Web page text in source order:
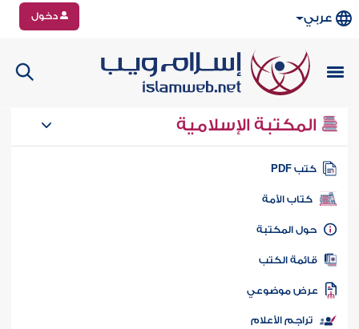
عربي دخول
المكتبة الإسلامية
كتب PDF
كتاب الأمة
المكتبة
الكتب